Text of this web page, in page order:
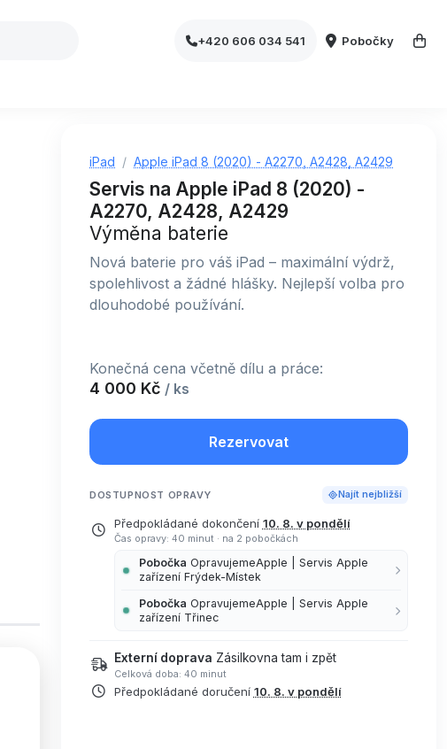
+420 606 034 541 Pobočky
iPad Apple iPad 8 (2020) - A2270, A2428, A2429
Servis na Apple iPad 8 (2020) -
A2270, A2428, A2429
Výměna baterie
Nová baterie pro váš iPad – maximální výdrž,
spolehlivost a žádné hlášky. Nejlepší volba pro
dlouhodobé používání.
Konečná cena včetně dílu a práce:
4 000 Kč / ks
Rezervovat
DOSTUPNOST OPRAVY Najít nejbližší
Předpokládané dokončení 10. 8. v pondělí
Čas opravy: 40 minut · na 2 pobočkách
Pobočka OpravujemeApple | Servis Apple
zařízení Frýdek-Místek
Pobočka OpravujemeApple | Servis Apple
zařízení Třinec
Externí doprava Zásilkovna tam i zpět
Celková doba: 40 minut
Předpokládané doručení 10. 8. v pondělí